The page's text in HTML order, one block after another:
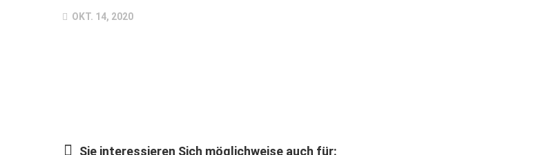
OKT. 14, 2020
Sie interessieren Sich möglichweise auch für: